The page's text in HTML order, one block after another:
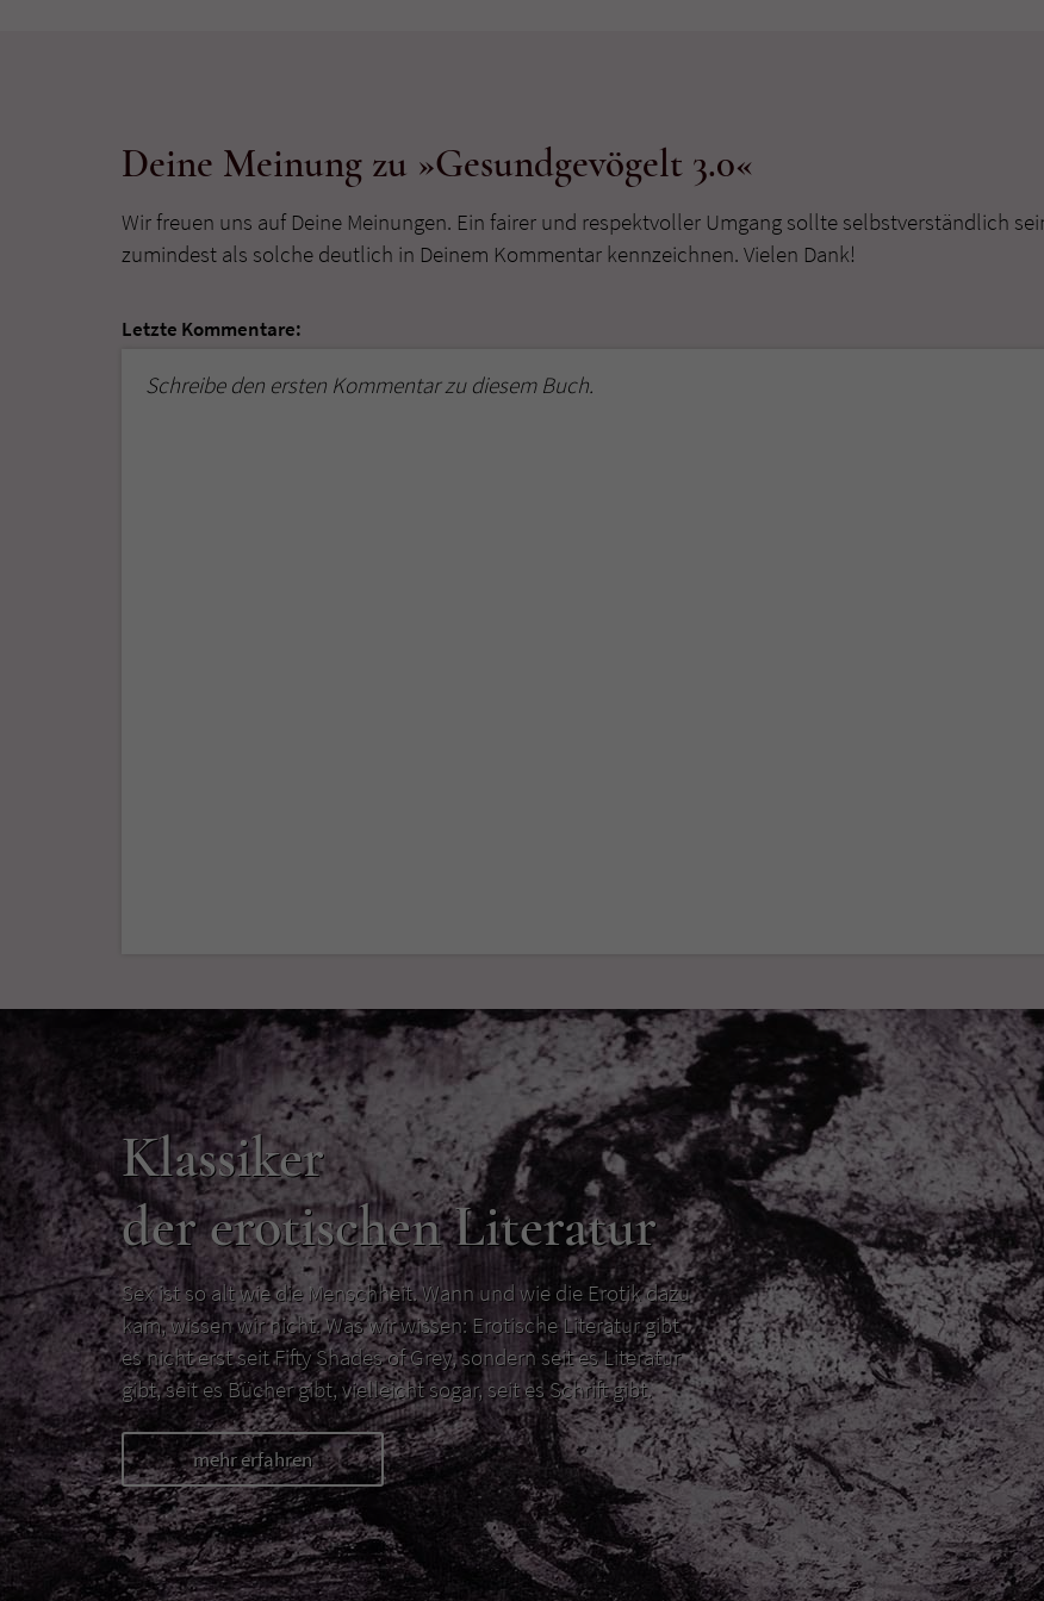
Deine Meinung zu »Gesundgevögelt 3.0«
Wir freuen uns auf Deine Meinungen. Ein fairer und respektvoller Umgang sollte selbstverständlich
zumindest als solche deutlich in Deinem Kommentar kennzeichnen. Vielen Dank!
Letzte Kommentare:
Schreibe den ersten Kommentar zu diesem Buch.
Klassiker
der erotischen Literatur
Sex ist so alt wie die Menschheit. Wann und wie die Erotik dazu
kam, wissen wir nicht. Was wir wissen: Erotische Literatur gibt
es nicht erst seit Fifty Shades of Grey, sondern seit es Literatur
gibt, seit es Bücher gibt, vielleicht sogar, seit es Schrift gibt.
mehr erfahren